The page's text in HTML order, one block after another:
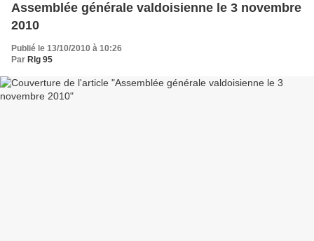
Assemblée générale valdoisienne le 3 novembre
2010
Publié le 13/10/2010 à 10:26
Par Rlg 95